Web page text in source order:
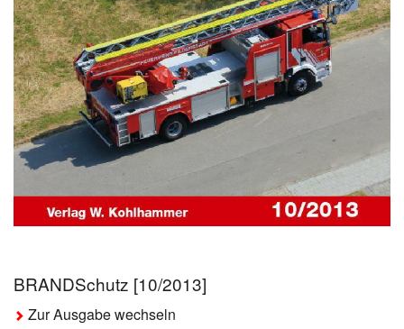
BRANDSchutz [10/2013]
Zur Ausgabe wechseln